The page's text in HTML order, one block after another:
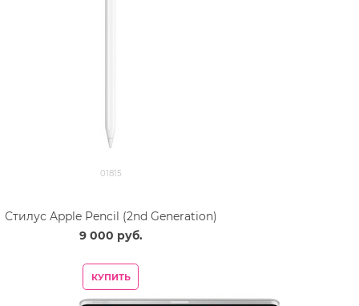
01815
Стилус Apple Pencil (2nd Generation)
9 000 руб.
КУПИТЬ